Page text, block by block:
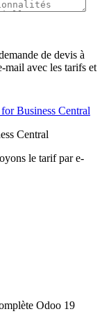
de devis à
mail avec les tarifs et
Business Central
Central
le tarif par e-
Odoo 19